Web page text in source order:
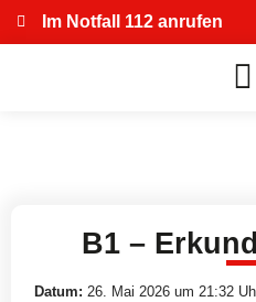
Im Notfall 112 anrufen
B1 –
Datum: 26. Mai 2026 um 21:32